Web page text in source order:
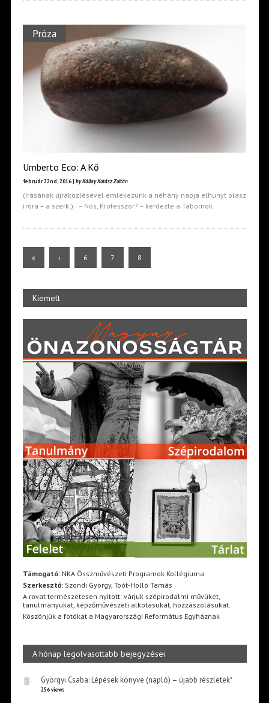
Próza
Umberto Eco: A Kő
február 22nd, 2016 | by Kállay Kotász Zoltán
(Írásának újraközlésével emlékezünk a néhány napja elhunyt olasz
íróra – a szerk.) – Nos, Professzor? – kérdezte a Tábornok
« ‹ 6 7 8
Kiemelt
Támogató:NKA Összművészeti Programok Kollégiuma
Szerkesztő:Szondi György, Toót-Holló Tamás
A rovat természetesen nyitott: várjuk szépirodalmi művüket,
tanulmányukat, képzőművészeti alkotásukat, hozzászólásukat.
Köszönjük a fotókat a Magyarországi Református Egyháznak
A hónap legolvasottabb bejegyzései
Györgyi Csaba: Lépések könyve (napló) – újabb részletek*
256 views